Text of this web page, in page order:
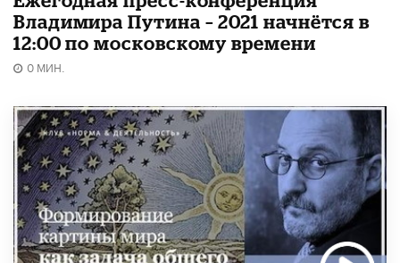
Владимира Путина – 2021 начнётся в
12:00 по московскому времени
0 МИН.